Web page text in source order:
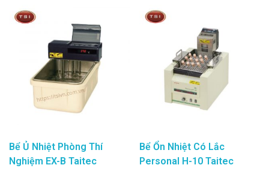
Bể Ủ Nhiệt Phòng Thí
Nghiệm EX-B Taitec
Bể Ổn Nhiệt Có Lắc
Personal H-10 Taitec